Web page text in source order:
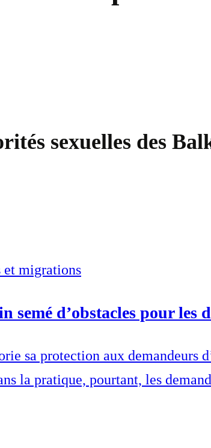
sexuelles des
et migrations
semé d’obstacles pour les
sa protection aux demandeurs
la pratique, pourtant, les